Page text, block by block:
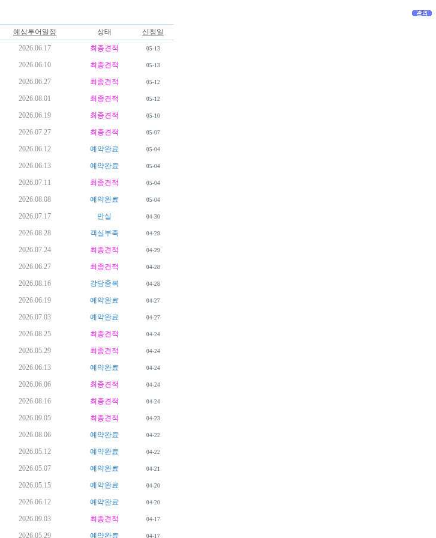
예상투어일정 상태
신청일
2026.06.17 최종견적 05-13
2026.06.10 최종견적 05-13
2026.06.27 최종견적 05-12
2026.08.01 최종견적 05-12
2026.06.19 최종견적 05-10
2026.07.27 최종견적 05-07
2026.06.12 예약완료 05-04
2026.06.13 예약완료 05-04
2026.07.11 최종견적 05-04
2026.08.08 예약완료 05-04
2026.07.17 만실 04-30
2026.08.28 객실부족 04-29
2026.07.24 최종견적 04-29
2026.06.27 최종견적 04-28
2026.08.16 강당중복 04-28
2026.06.19 예약완료 04-27
2026.07.03 예약완료 04-27
2026.08.25 최종견적 04-24
2026.05.29 최종견적 04-24
2026.06.13 예약완료 04-24
2026.06.06 최종견적 04-24
2026.08.16 최종견적 04-24
2026.09.05 최종견적 04-23
2026.08.06 예약완료 04-22
2026.05.12 예약완료 04-22
2026.05.07 예약완료 04-21
2026.05.15 예약완료 04-20
2026.06.12 예약완료 04-20
2026.09.03 최종견적 04-17
2026.05.29 예약완료 04-17